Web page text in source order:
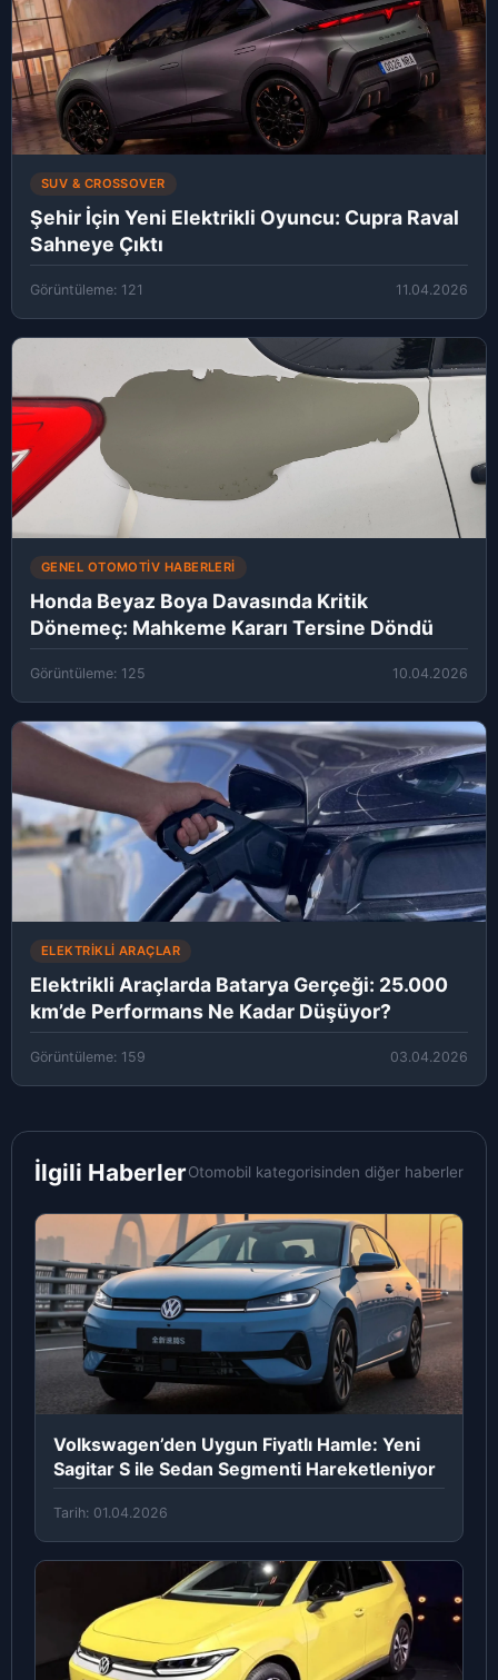
SUV & CROSSOVER
Şehir İçin Yeni Elektrikli Oyuncu: Cupra Raval
Sahneye Çıktı
Görüntüleme: 121 11.04.2026
GENEL OTOMOTIV HABERLERI
Honda Beyaz Boya Davasında Kritik
Dönemeç: Mahkeme Kararı Tersine Döndü
Görüntüleme: 125 10.04.2026
ELEKTRIKLI ARAÇLAR
Elektrikli Araçlarda Batarya Gerçeği: 25.000
km’de Performans Ne Kadar Düşüyor?
Görüntüleme: 159 03.04.2026
İlgili HaberlerOtomobil kategorisinden diğer haberler
Volkswagen’den Uygun Fiyatlı Hamle: Yeni
Sagitar S ile Sedan Segmenti Hareketleniyor
Tarih: 01.04.2026